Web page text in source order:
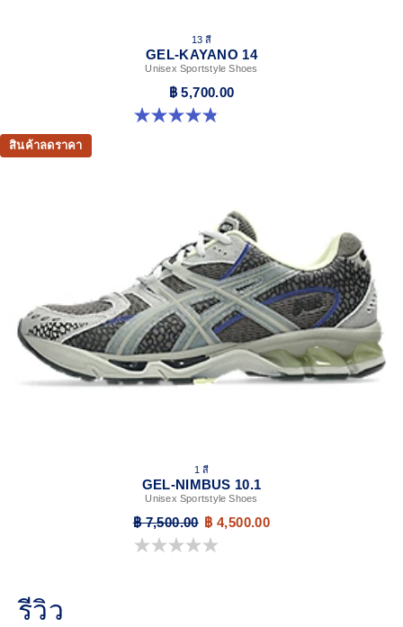
13 สี
GEL-KAYANO 14
Unisex Sportstyle Shoes
฿ 5,700.00
4.8 จาก 5 ดาว 1719 รีวิว
สินค้าลดราคา
1 สี
GEL-NIMBUS 10.1
Unisex Sportstyle Shoes
฿ 7,500.00 ฿ 4,500.00
0.0 จาก 5 ดาว